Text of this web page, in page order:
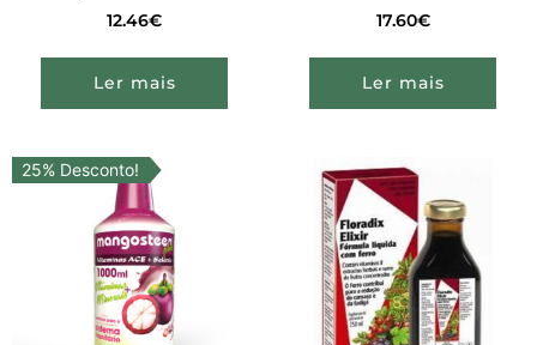
12.46€
Ler mais
17.60€
Ler mais
25% Desconto!